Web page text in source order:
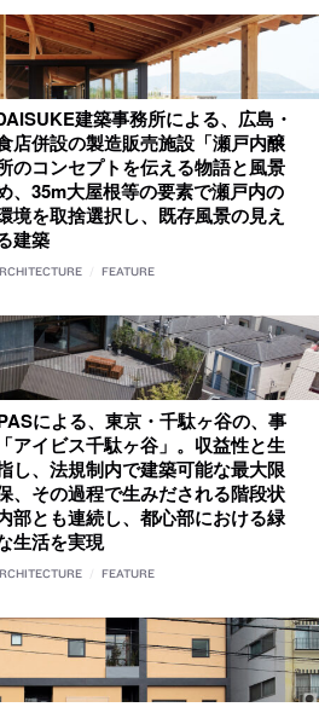
建築事務所による、広島・
店併設の製造販売施設「瀬戸内醸
のコンセプトを伝える物語と風景
、35m大屋根等の要素で瀬戸内の
境を取捨選択し、既存風景の見え
建築
FEATURE
による、東京・千駄ヶ谷の、事
アイビス千駄ヶ谷」。収益性と生
し、法規制内で建築可能な最大限
、その過程で生みだされる階段状
部とも連続し、都心部における緑
生活を実現
FEATURE